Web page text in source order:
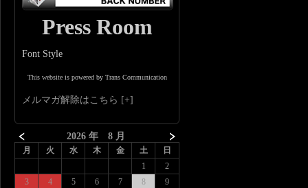
Press Room
Font Style
This website is powered by Trans Communication
メルマガ解除はこちら
2026 年 8 月
月 火 水 木 金 土
日
1
2
3
4 5 6 7 8
9